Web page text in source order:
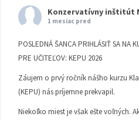
Konzervatívny inštitút
1 mesiac pred
POSLEDNÁ ŠANCA PRIHLÁSIŤ SA NA
PRE UČITEĽOV: KEPU 2026
Záujem o prvý ročník nášho kurzu
(KEPU) nás príjemne prekvapil.
Niekoľko miest je však ešte voľných.